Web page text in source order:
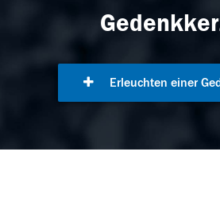
Erleuchten einer